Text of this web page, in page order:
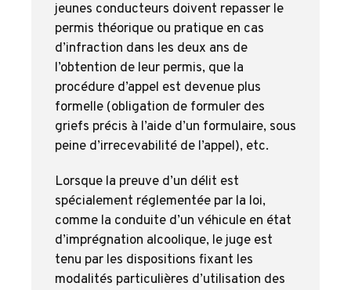
jeunes conducteurs doivent repasser le
permis théorique ou pratique en cas
d’infraction dans les deux ans de
l’obtention de leur permis, que la
procédure d’appel est devenue plus
formelle (obligation de formuler des
griefs précis à l’aide d’un formulaire, sous
peine d’irrecevabilité de l’appel), etc.
Lorsque la preuve d’un délit est
spécialement réglementée par la loi,
comme la conduite d’un véhicule en état
d’imprégnation alcoolique, le juge est
tenu par les dispositions fixant les
modalités particulières d’utilisation des